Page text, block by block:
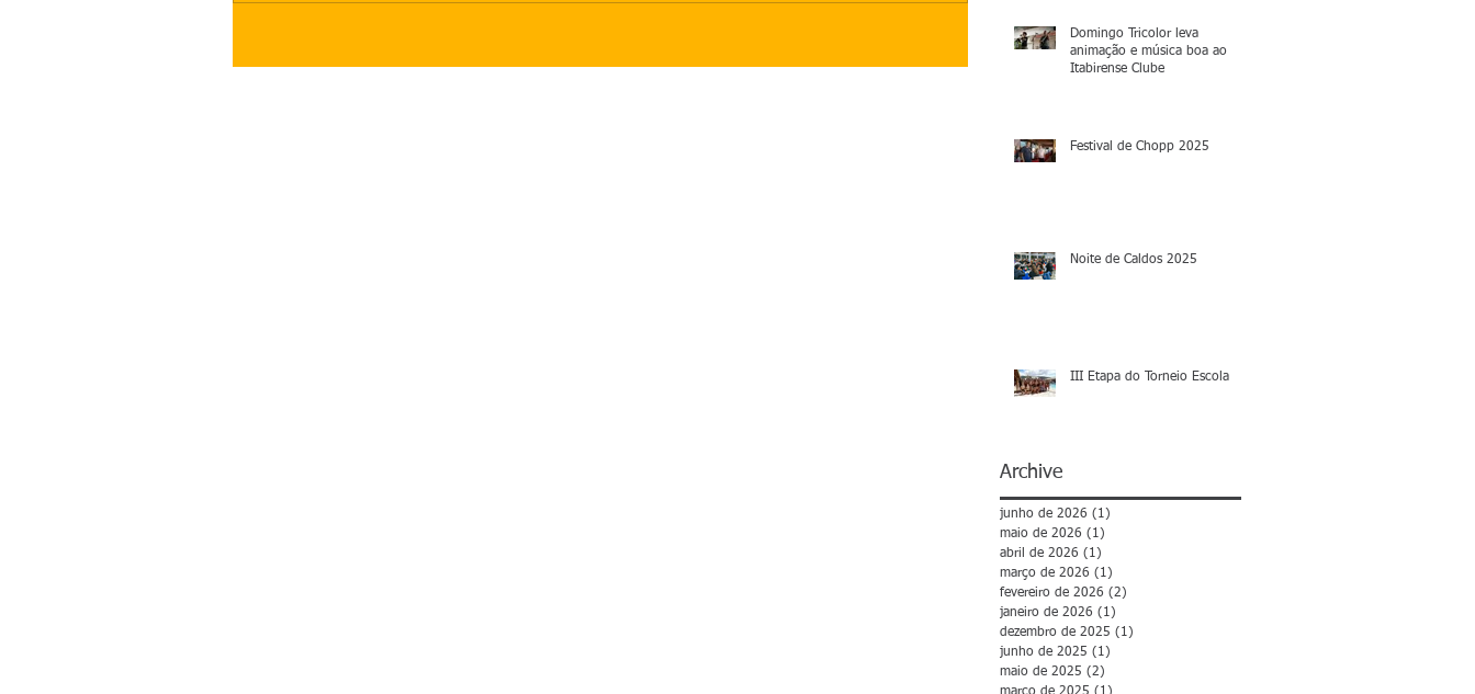
Domingo Tricolor leva
animação e música boa ao
Itabirense Clube
Festival de Chopp 2025
Noite de Caldos 2025
III Etapa do Torneio Escola
Archive
junho de 2026 (1)
maio de 2026 (1)
abril de 2026 (1)
março de 2026 (1)
fevereiro de 2026 (2)
janeiro de 2026 (1)
dezembro de 2025 (1)
junho de 2025 (1)
maio de 2025 (2)